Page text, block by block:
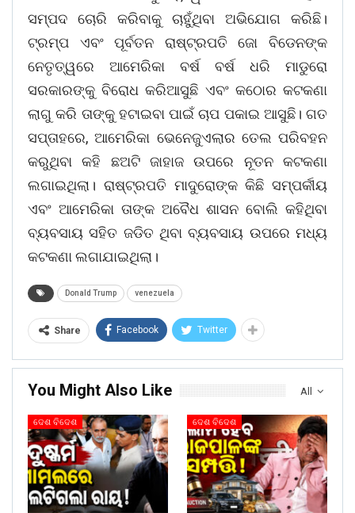
ସମ୍ପଦ ଚୋରି କରିବାକୁ ଚାହୁଁଥିବା ଅଭିଯୋଗ କରିଛି।
ଟ୍ରମ୍ପ ଏବଂ ପୂର୍ବତନ ରାଷ୍ଟ୍ରପତି ଜୋ ବିଡେନଙ୍କ
ନେତୃତ୍ୱରେ ଆମେରିକା ବର୍ଷ ବର୍ଷ ଧରି ମାଡୁରୋ
ସରକାରଙ୍କୁ ବିରୋଧ କରିଆସୁଛି ଏବଂ କଠୋର କଟକଣା
ଲାଗୁ କରି ତାଙ୍କୁ ହଟାଇବା ପାଇଁ ଚାପ ପକାଇ ଆସୁଛି। ଗତ
ସପ୍ତାହରେ, ଆମେରିକା ଭେନେଜୁଏଲାର ତେଲ ପରିବହନ
କରୁଥିବା କହି ଛଅଟି ଜାହାଜ ଉପରେ ନୂତନ କଟକଣା
ଲଗାଇଥିଲା। ରାଷ୍ଟ୍ରପତି ମାଦୁରୋଙ୍କ କିଛି ସମ୍ପର୍କୀୟ
ଏବଂ ଆମେରିକା ତାଙ୍କ ଅବୈଧ ଶାସନ ବୋଲି କହିଥିବା
ବ୍ୟବସାୟ ସହିତ ଜଡିତ ଥିବା ବ୍ୟବସାୟ ଉପରେ ମଧ୍ୟ
କଟକଣା ଲଗାଯାଇଥିଲା।
Donald Trump venezuela
Share Facebook Twitter
All
You Might Also Like
ଦେଶ ବିଦେଶ ଦେଶ ବିଦେଶ